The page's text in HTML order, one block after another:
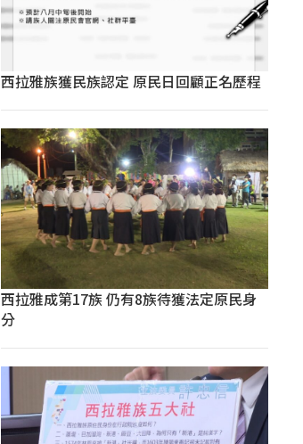
西拉雅族獲民族認定 原民日回顧正名歷程
西拉雅成第17族 仍有8族待獲法定原民身
分